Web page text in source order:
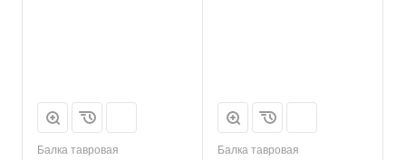
Балка тавровая
Балка тавровая